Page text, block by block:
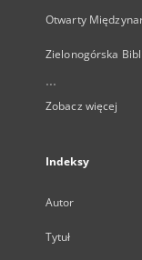
Otwarty
Zielonogórska
...
Zobacz więcej
Indeksy
Autor
Tytuł